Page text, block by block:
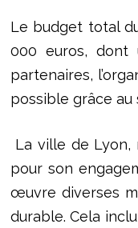
Le budget total
000 euros,
partenaires,
possible grâce au
La ville de Lyon,
pour son
œuvre diverses
durable. Cela